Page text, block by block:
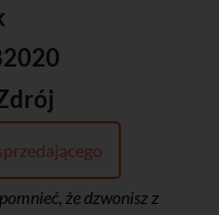
że dzwonisz z